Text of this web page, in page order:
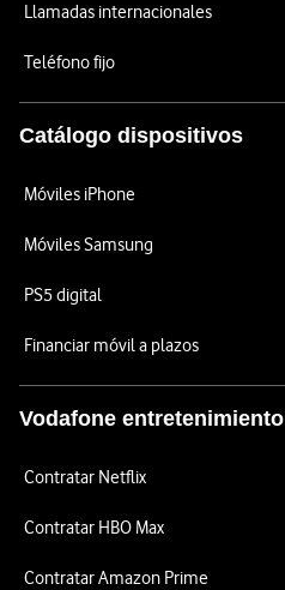
Llamadas internacionales
Teléfono fijo
Catálogo dispositivos
Móviles iPhone
Móviles Samsung
PS5 digital
Financiar móvil a plazos
Vodafone entretenimiento
Contratar Netflix
Contratar HBO Max
Contratar Amazon Prime